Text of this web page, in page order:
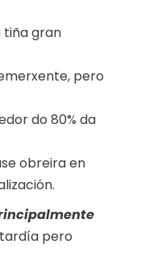
tiña gran
pero
do 80% da
obreira en
pero